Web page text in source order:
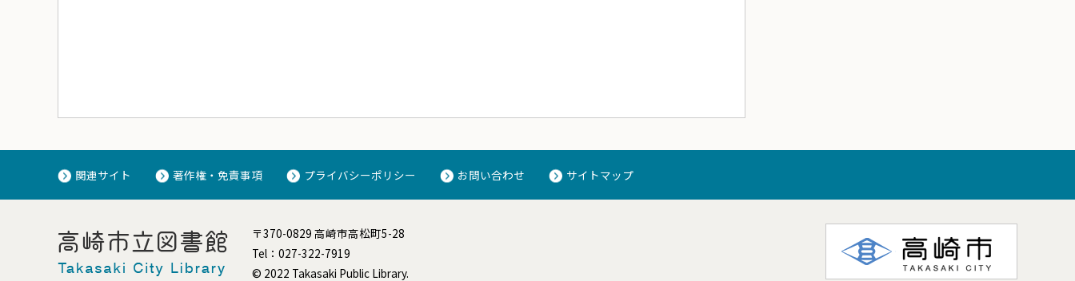
関連サイト 著作権・免責事項 プライバシーポリシー お問い合わせ サイトマップ
〒370-0829 高崎市高松町5-28
Tel：027-322-7919
© 2022 Takasaki Public Library.